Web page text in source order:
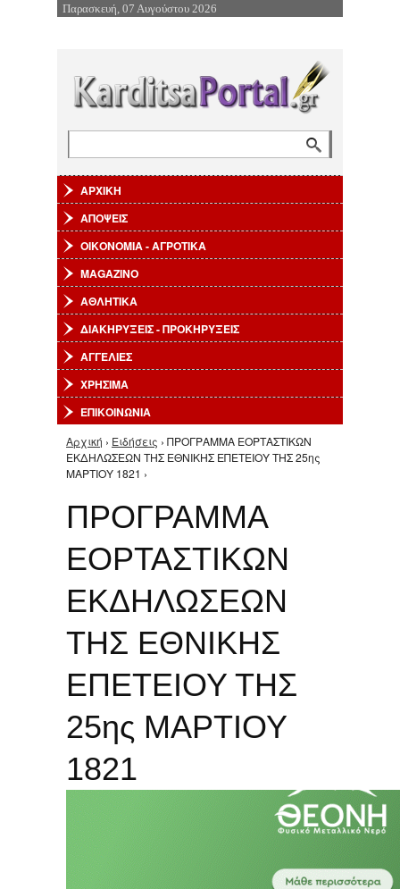
Επιστροφή στην Πλοήγηση
Παρασκευή, 07 Αυγούστου 2026
ΑΡΧΙΚΗ
ΑΠΟΨΕΙΣ
ΟΙΚΟΝΟΜΙΑ - ΑΓΡΟΤΙΚΑ
MAGAZINO
ΑΘΛΗΤΙΚΑ
ΔΙΑΚΗΡΥΞΕΙΣ - ΠΡΟΚΗΡΥΞΕΙΣ
ΑΓΓΕΛΙΕΣ
ΧΡΗΣΙΜΑ
ΕΠΙΚΟΙΝΩΝΙΑ
Είστε εδώ
Αρχική › Ειδήσεις › ΠΡΟΓΡΑΜΜΑ ΕΟΡΤΑΣΤΙΚΩΝ
ΕΚΔΗΛΩΣΕΩΝ ΤΗΣ ΕΘΝΙΚΗΣ ΕΠΕΤΕΙΟΥ ΤΗΣ 25ης
ΜΑΡΤΙΟΥ 1821 ›
ΠΡΟΓΡΑΜΜΑ
ΕΟΡΤΑΣΤΙΚΩΝ
ΕΚΔΗΛΩΣΕΩΝ
ΤΗΣ ΕΘΝΙΚΗΣ
ΕΠΕΤΕΙΟΥ ΤΗΣ
25ης ΜΑΡΤΙΟΥ
1821